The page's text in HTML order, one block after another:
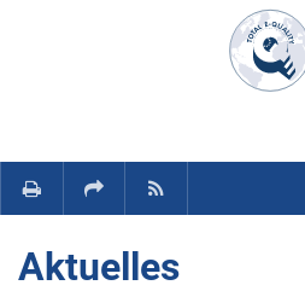
Navigation
Aktuelles